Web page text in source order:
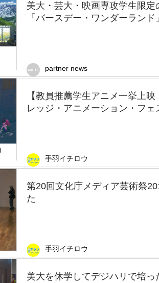
美大・芸大・映画専攻学生限定
「バースデー・ワンダーランド」
partner news
【教員推薦学生アニメ一挙上
レッジ・アニメーション・フェ
手羽イチロウ
第20回文化庁メディア芸術祭
た
手羽イチロウ
美大を休学してデジハリで培っ